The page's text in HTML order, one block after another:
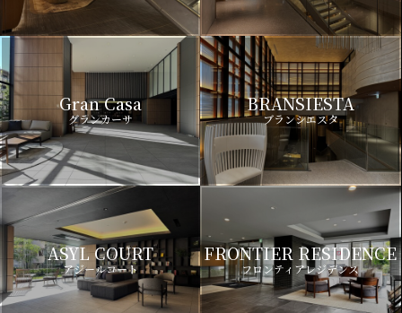
Gran Casa
グランカーサ
BRANSIESTA
ブランシエスタ
ASYL COURT
アジールコート
FRONTIER RESIDENCE
フロンティアレジデンス